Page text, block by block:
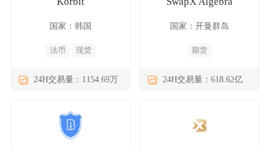
国家：韩国
法币 现货
24H交易量：1154.69万
国家：开曼群岛
期货
24H交易量：618.62亿